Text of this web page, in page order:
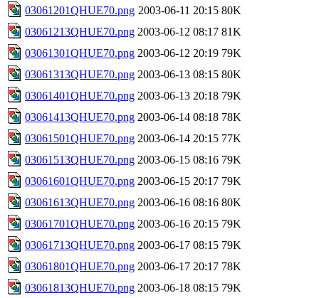
03061201QHUE70.png 2003-06-11 20:15 80K
03061213QHUE70.png 2003-06-12 08:17 81K
03061301QHUE70.png 2003-06-12 20:19 79K
03061313QHUE70.png 2003-06-13 08:15 80K
03061401QHUE70.png 2003-06-13 20:18 79K
03061413QHUE70.png 2003-06-14 08:18 78K
03061501QHUE70.png 2003-06-14 20:15 77K
03061513QHUE70.png 2003-06-15 08:16 79K
03061601QHUE70.png 2003-06-15 20:17 79K
03061613QHUE70.png 2003-06-16 08:16 80K
03061701QHUE70.png 2003-06-16 20:15 79K
03061713QHUE70.png 2003-06-17 08:15 79K
03061801QHUE70.png 2003-06-17 20:17 78K
03061813QHUE70.png 2003-06-18 08:15 79K